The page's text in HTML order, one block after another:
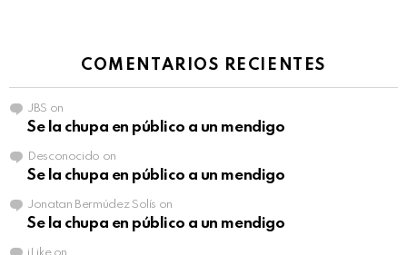
COMENTARIOS RECIENTES
JBS on
Se la chupa en público a un mendigo
Desconocido on
Se la chupa en público a un mendigo
Jonatan Bermúdez Solís on
Se la chupa en público a un mendigo